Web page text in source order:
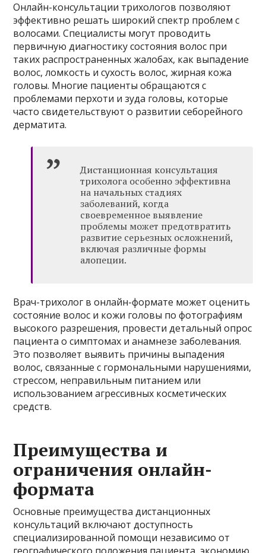
Онлайн-консультации трихологов позволяют
эффективно решать широкий спектр проблем с
волосами. Специалисты могут проводить
первичную диагностику состояния волос при
таких распространенных жалобах, как выпадение
волос, ломкость и сухость волос, жирная кожа
головы. Многие пациенты обращаются с
проблемами перхоти и зуда головы, которые
часто свидетельствуют о развитии себорейного
дерматита.
Дистанционная консультация
трихолога особенно эффективна
на начальных стадиях
заболеваний, когда
своевременное выявление
проблемы может предотвратить
развитие серьезных осложнений,
включая различные формы
алопеции.
Врач-трихолог в онлайн-формате может оценить
состояние волос и кожи головы по фотографиям
высокого разрешения, провести детальный опрос
пациента о симптомах и анамнезе заболевания.
Это позволяет выявить причины выпадения
волос, связанные с гормональными нарушениями,
стрессом, неправильным питанием или
использованием агрессивных косметических
средств.
Преимущества и
ограничения онлайн-
формата
Основные преимущества дистанционных
консультаций включают доступность
специализированной помощи независимо от